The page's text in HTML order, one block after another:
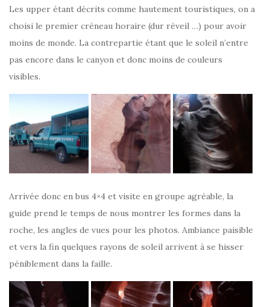
Les upper étant décrits comme hautement touristiques, on a
choisi le premier créneau horaire (dur réveil …) pour avoir
moins de monde. La contrepartie étant que le soleil n’entre
pas encore dans le canyon et donc moins de couleurs
visibles.
Arrivée donc en bus 4×4 et visite en groupe agréable, la
guide prend le temps de nous montrer les formes dans la
roche, les angles de vues pour les photos. Ambiance paisible
et vers la fin quelques rayons de soleil arrivent à se hisser
péniblement dans la faille.